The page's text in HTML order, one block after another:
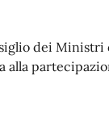
dei Ministri
alla